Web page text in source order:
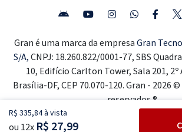
R$ 335,84 à vista
ou 12x R$ 27,99
Gran é uma marca da empresa Gran
S/A, CNPJ: 18.260.822/0001-77, SBS
10, Edifício Carlton Tower, Sala 201, 2º
Brasília-DF, CEP 70.070-120. Gran - 2026
reservados ®